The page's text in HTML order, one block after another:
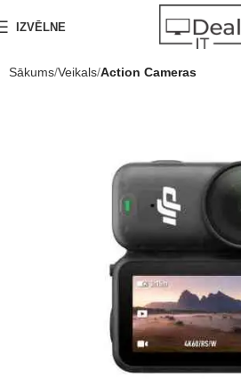
IZVĒLNE
Sākums Veikals Action Cameras